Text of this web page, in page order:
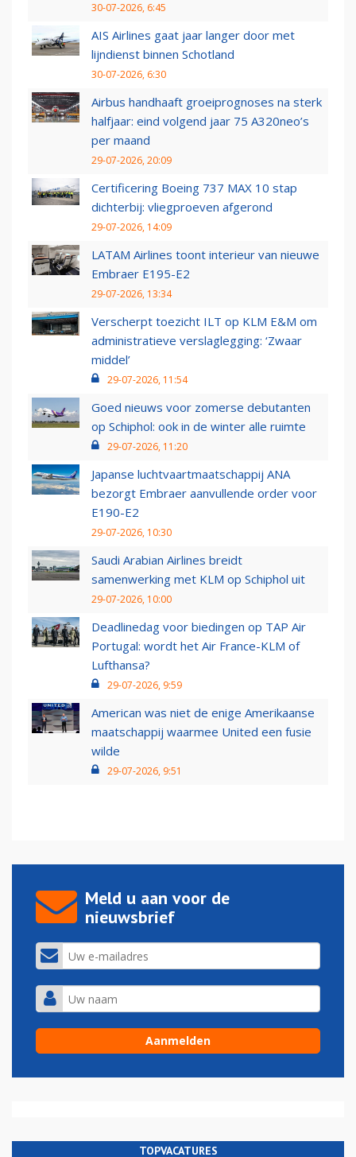
30-07-2026, 6:45
AIS Airlines gaat jaar langer door met
lijndienst binnen Schotland
30-07-2026, 6:30
Airbus handhaaft groeiprognoses na sterk
halfjaar: eind volgend jaar 75 A320neo’s
per maand
29-07-2026, 20:09
Certificering Boeing 737 MAX 10 stap
dichterbij: vliegproeven afgerond
29-07-2026, 14:09
LATAM Airlines toont interieur van nieuwe
Embraer E195-E2
29-07-2026, 13:34
Verscherpt toezicht ILT op KLM E&M om
administratieve verslaglegging: ‘Zwaar
middel’
29-07-2026, 11:54
Goed nieuws voor zomerse debutanten
op Schiphol: ook in de winter alle ruimte
29-07-2026, 11:20
Japanse luchtvaartmaatschappij ANA
bezorgt Embraer aanvullende order voor
E190-E2
29-07-2026, 10:30
Saudi Arabian Airlines breidt
samenwerking met KLM op Schiphol uit
29-07-2026, 10:00
Deadlinedag voor biedingen op TAP Air
Portugal: wordt het Air France-KLM of
Lufthansa?
29-07-2026, 9:59
American was niet de enige Amerikaanse
maatschappij waarmee United een fusie
wilde
29-07-2026, 9:51
Meld u aan voor de
nieuwsbrief
TOPVACATURES